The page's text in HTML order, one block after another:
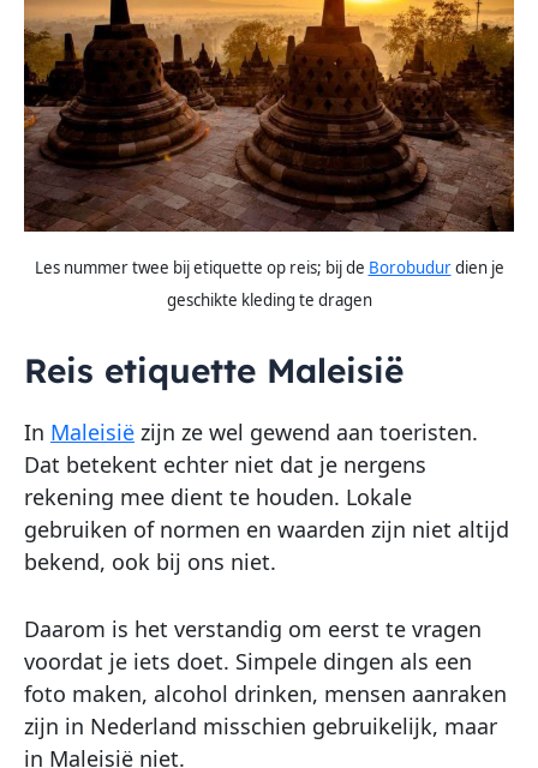
Les nummertwee bij etiquette op reis; bij de Borobudurdien je
geschikte kleding te dragen
Reis etiquette Maleisië
In Maleisië zijn ze wel gewend aan toeristen.
Dat betekent echter niet dat je nergens
rekening mee dient te houden. Lokale
gebruiken of normen en waarden zijn niet altijd
bekend, ook bij ons niet.
Daarom is het verstandig om eerst te vragen
voordat je iets doet. Simpele dingen als een
foto maken, alcohol drinken, mensen aanraken
zijn in Nederland misschien gebruikelijk, maar
in Maleisië niet.